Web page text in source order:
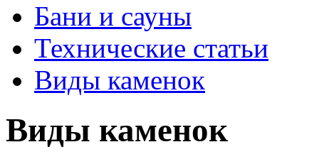
Бани и сауны
Технические статьи
Виды каменок
Виды каменок